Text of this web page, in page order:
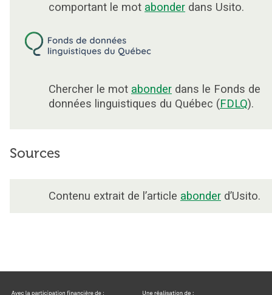
comportant le mot abonder dans Usito.
Chercher le mot abonder dans le Fonds de
données linguistiques du Québec (FDLQ).
Sources
Contenu extrait de l’article abonder d’Usito.